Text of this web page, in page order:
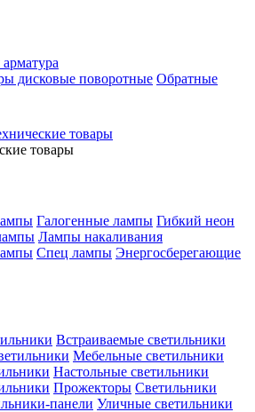
дисковые поворотные Обратные
товары
товары
Галогенные лампы Гибкий неон
Лампы накаливания
Спец лампы Энергосберегающие
Встраиваемые светильники
Мебельные светильники
Настольные светильники
Прожекторы Светильники
панели Уличные светильники